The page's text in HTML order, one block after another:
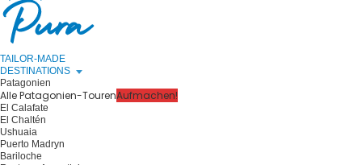
TAILOR-MADE
DESTINATIONS
Patagonien
Alle Patagonien-TourenAufmachen!
El Calafate
El Chaltén
Ushuaia
Puerto Madryn
Bariloche